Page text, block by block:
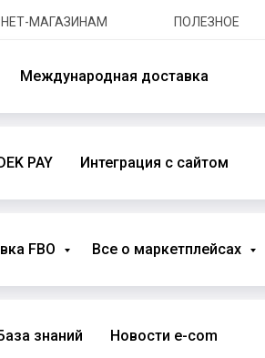
МАГАЗИНАМ ПОЛЕЗНОЕ
Международная доставка
PAY Интеграция с сайтом
FBO Все о маркетплейсах
знаний Новости e-com